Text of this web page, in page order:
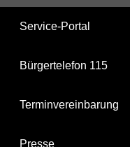
Service-Portal
Bürgertelefon 115
Terminvereinbarung
Presse